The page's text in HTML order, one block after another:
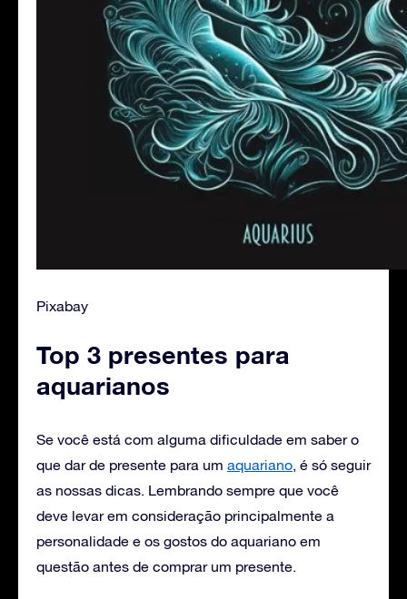
Pixabay
Top 3 presentes para
aquarianos
Se você está com alguma dificuldade em saber o
que dar de presente para um aquariano, é só seguir
as nossas dicas. Lembrando sempre que você
deve levar em consideração principalmente a
personalidade e os gostos do aquariano em
questão antes de comprar um presente.